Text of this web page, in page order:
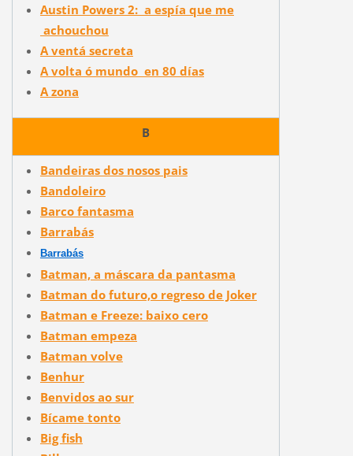
Austin Powers 2: a espía que me
achouchou
A ventá secreta
A volta ó mundo en 80 días
A zona
B
Bandeiras dos nosos pais
Bandoleiro
Barco fantasma
Barrabás
Barrabás
Batman, a máscara da pantasma
Batman do futuro,o regreso de Joker
Batman e Freeze: baixo cero
Batman empeza
Batman volve
Benhur
Benvidos ao sur
Bícame tonto
Big fish